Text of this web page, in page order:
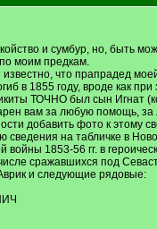
и сумбур, но, быть
моим предкам.
что прапрадед
в 1855 году, вроде как
ТОЧНО был сын Игнат
вам за любую помощь,
добавить фото к этому
сведения на табличке в
войны 1853-56 гг. в
сражавшихся под
и следующие рядовые: